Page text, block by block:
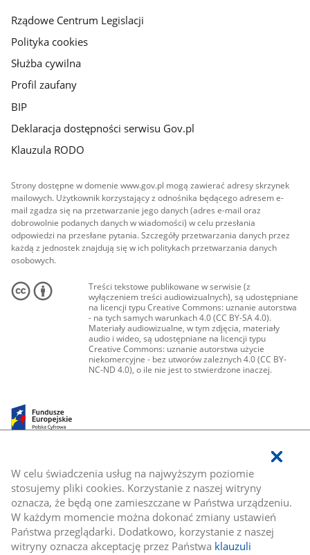
W celu świadczenia usług na najwyższym poziomie
stosujemy pliki cookies. Korzystanie z naszej witryny
oznacza, że będą one zamieszczane w Państwa urządzeniu.
W każdym momencie można dokonać zmiany ustawień
Państwa przeglądarki. Dodatkowo, korzystanie z naszej
witryny oznacza akceptację przez Państwa klauzuli
Rządowe Centrum Legislacji
Polityka cookies
Służba cywilna
Profil zaufany
BIP
Deklaracja dostępności serwisu Gov.pl
Klauzula RODO
Strony dostępne w domenie www.gov.pl mogą zawierać adresy skrzynek
mailowych. Użytkownik korzystający z odnośnika będącego adresem e-
mail zgadza się na przetwarzanie jego danych (adres e-mail oraz
dobrowolnie podanych danych w wiadomości) w celu przesłania
odpowiedzi na przesłane pytania. Szczegóły przetwarzania danych przez
każdą z jednostek znajdują się w ich politykach przetwarzania danych
osobowych.
Treści tekstowe publikowane w serwisie (z
wyłączeniem treści audiowizualnych), są udostępniane
na licencji typu Creative Commons: uznanie autorstwa
- na tych samych warunkach 4.0 (CC BY-SA 4.0).
Materiały audiowizualne, w tym zdjęcia, materiały
audio i wideo, są udostępniane na licencji typu
Creative Commons: uznanie autorstwa użycie
niekomercyjne - bez utworów zależnych 4.0 (CC BY-
NC-ND 4.0), o ile nie jest to stwierdzone inaczej.